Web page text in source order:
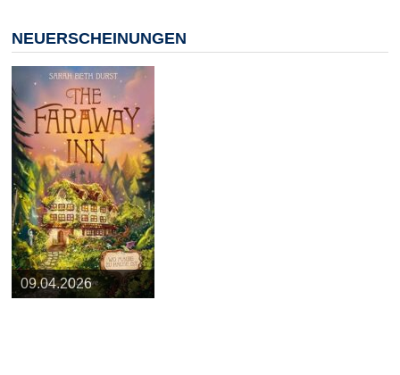
NEUERSCHEINUNGEN
25.03.2026
09.04.2026
20.05.2026
10.06.2026
13.08.2026